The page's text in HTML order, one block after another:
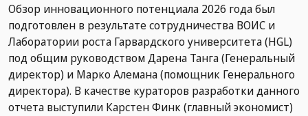
Обзор инновационного потенциала 2026 года был
подготовлен в результате сотрудничества ВОИС и
Лаборатории роста Гарвардского университета (HGL)
под общим руководством Дарена Танга (Генеральный
директор) и Марко Алемана (помощник Генерального
директора). В качестве кураторов разработки данного
отчета выступили Карстен Финк (главный экономист)